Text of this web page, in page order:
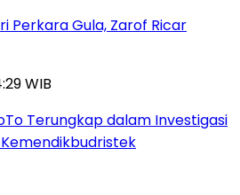
Perkara Gula, Zarof Ricar
WIB
Terungkap dalam Investigasi